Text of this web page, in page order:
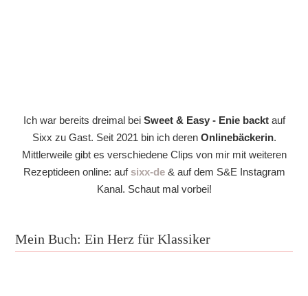
Ich war bereits dreimal bei Sweet & Easy - Enie backtauf
Sixx zu Gast. Seit 2021 bin ich deren Onlinebäckerin.
Mittlerweile gibt es verschiedene Clips von mir mit weiteren
Rezeptideen online: auf sixx-de& auf dem S&E Instagram
Kanal. Schaut mal vorbei!
Mein Buch: Ein Herz für Klassiker